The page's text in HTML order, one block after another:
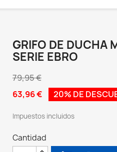
GRIFO DE DUCHA
SERIE EBRO
79,95 €
63,96 €
20% DE
Impuestos incluidos
Cantidad